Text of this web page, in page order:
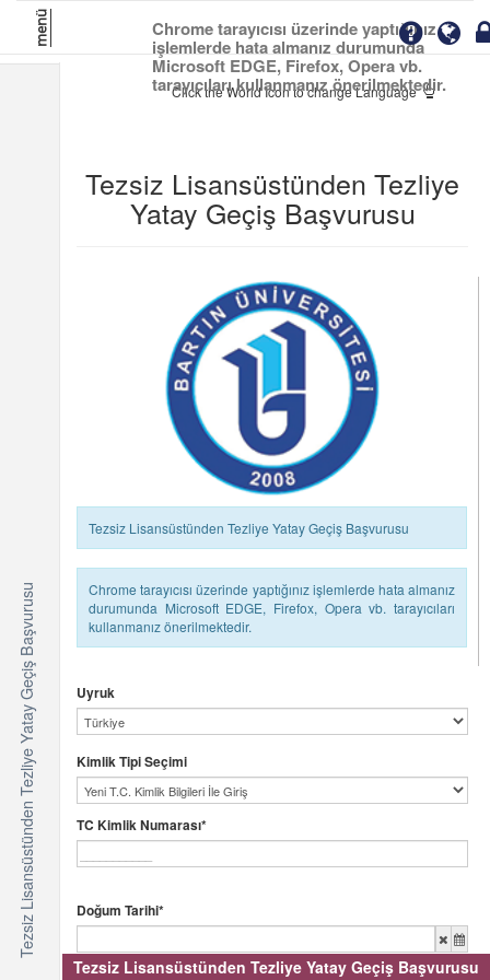
Tezsiz Lisansüstünden Tezliye Yatay Geçiş Başvurusu
menü Chrome tarayıcısı üzerinde yaptığınız
işlemlerde hata almanız durumunda
Microsoft EDGE, Firefox, Opera vb.
tarayıcıları kullanmanız önerilmektedir.
Tezsiz Lisansüstünden Tezliye Yatay Geçiş Başvurusu
Click the World Icon to change Language
Tezsiz Lisansüstünden Tezliye
Yatay Geçiş Başvurusu
Tezsiz Lisansüstünden Tezliye Yatay Geçiş Başvurusu
Chrome tarayıcısı üzerinde yaptığınız işlemlerde hata almanız
durumunda Microsoft EDGE, Firefox, Opera vb. tarayıcıları
kullanmanız önerilmektedir.
Uyruk
Kimlik Tipi Seçimi
TC Kimlik Numarası*
Doğum Tarihi*